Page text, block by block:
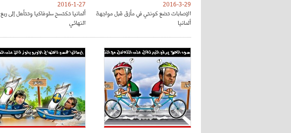
2016-3-29
الإصابات تضع كونتي في مأزق قبل مواجهة
ألمانيا
2016-1-27
ألمانيا تكتسح سلوفاكيا وتتأهل إلى ربع
النهائي